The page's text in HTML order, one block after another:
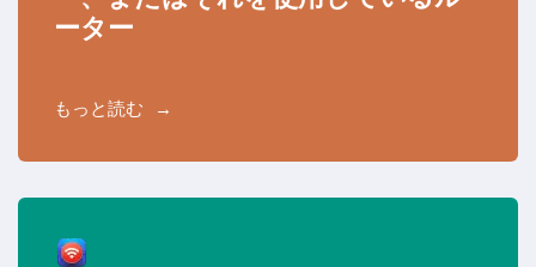
ーター
もっと読む